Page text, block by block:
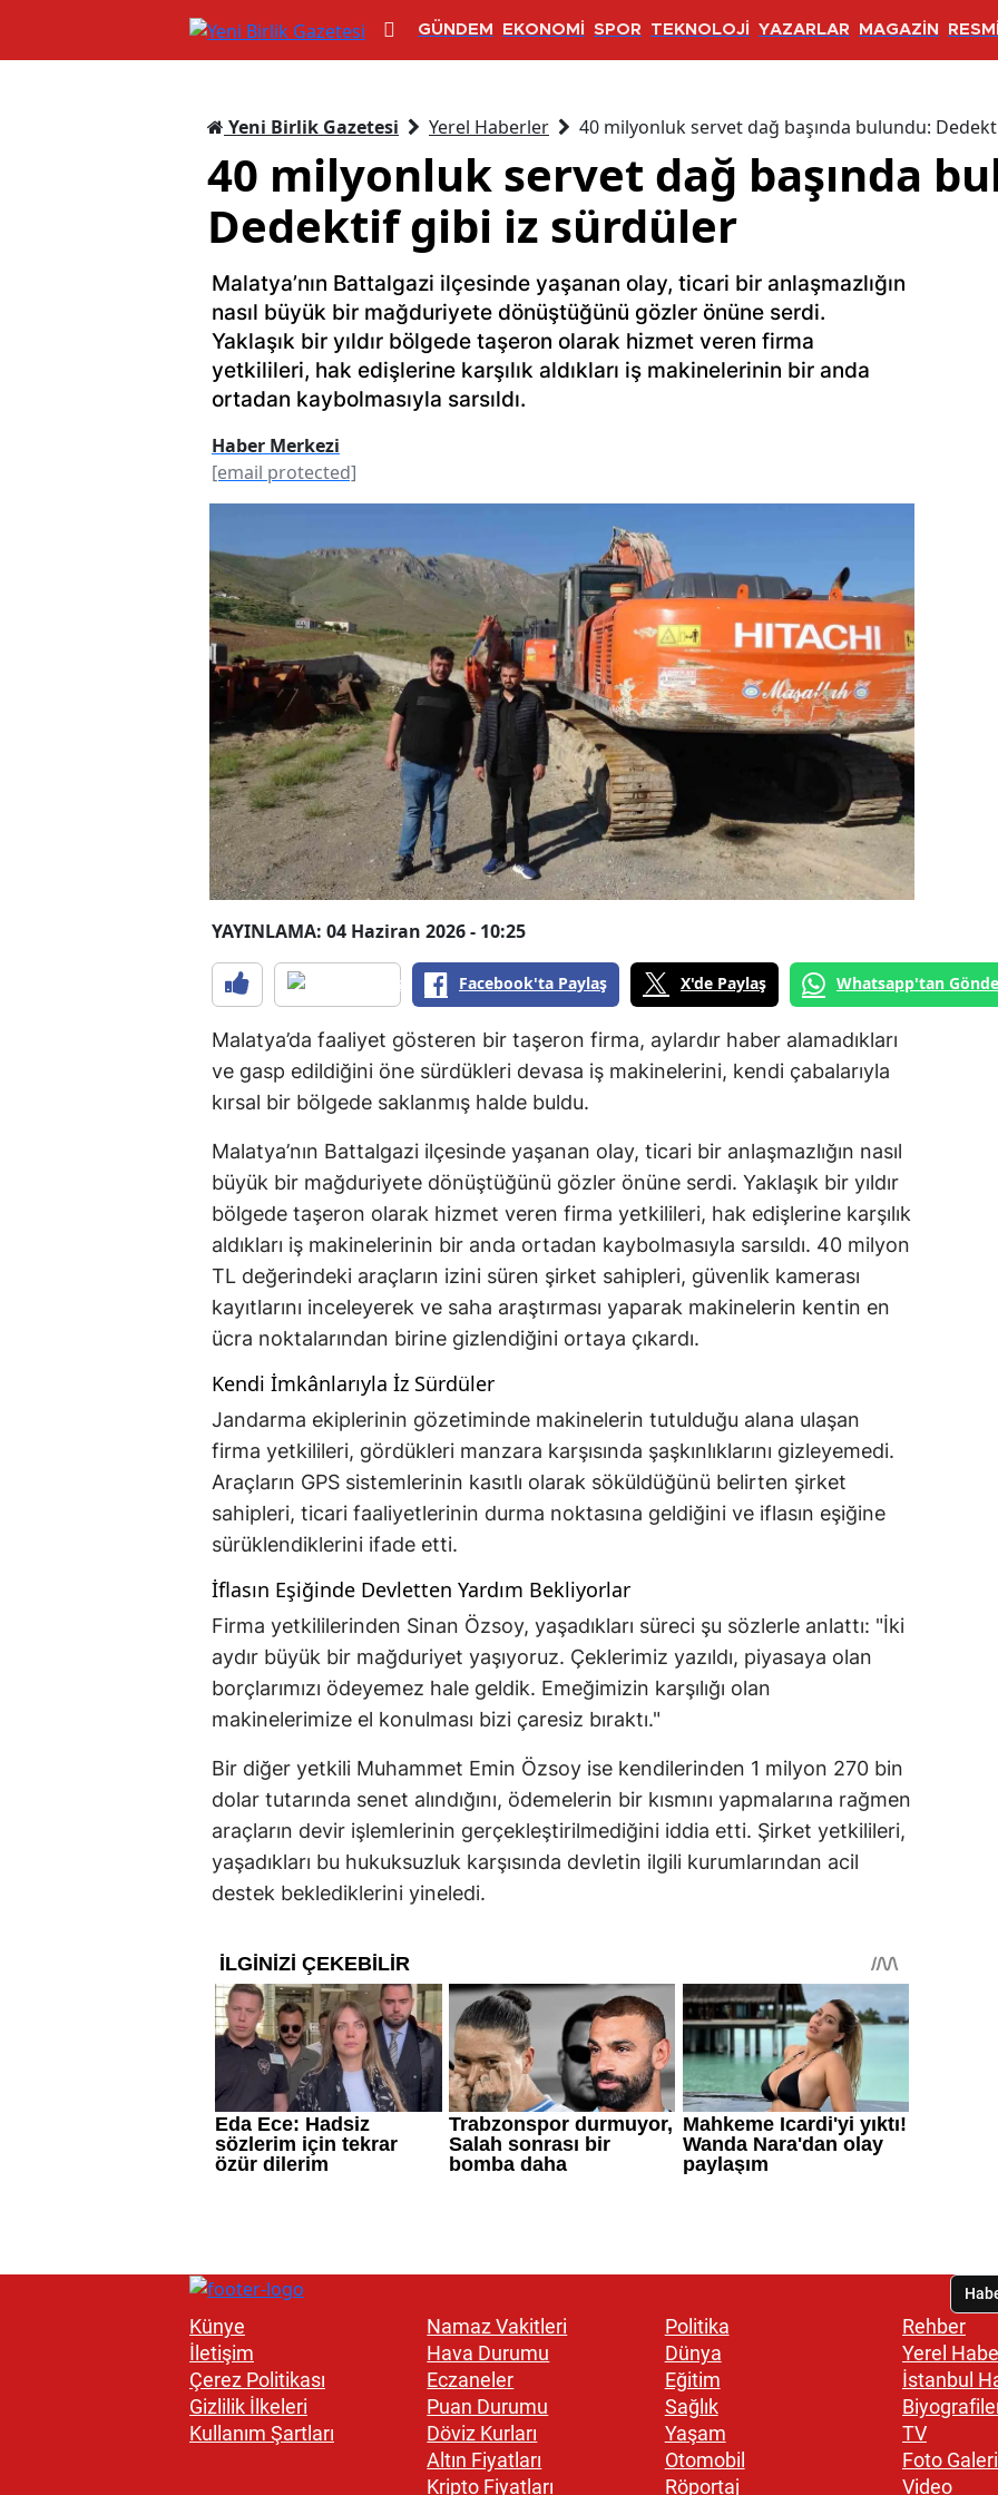
GÜNDEM EKONOMİ SPOR TEKNOLOJİ YAZARLAR MAGAZİN
Yeni Birlik Gazetesi Yerel Haberler 40 milyonluk servet dağ başında bulundu:
40 milyonluk servet dağ başında
Dedektif gibi iz sürdüler
Malatya’nın Battalgazi ilçesinde yaşanan olay, ticari bir anlaşmazlığın
nasıl büyük bir mağduriyete dönüştüğünü gözler önüne serdi.
Yaklaşık bir yıldır bölgede taşeron olarak hizmet veren firma
yetkilileri, hak edişlerine karşılık aldıkları iş makinelerinin bir anda
ortadan kaybolmasıyla sarsıldı.
Haber Merkezi
[email protected]
YAYINLAMA: 04 Haziran 2026 - 10:25
Facebook'ta Paylaş X'de Paylaş Whatsapp'tan
Malatya’da faaliyet gösteren bir taşeron firma, aylardır haber alamadıkları
ve gasp edildiğini öne sürdükleri devasa iş makinelerini, kendi çabalarıyla
kırsal bir bölgede saklanmış halde buldu.
Malatya’nın Battalgazi ilçesinde yaşanan olay, ticari bir anlaşmazlığın nasıl
büyük bir mağduriyete dönüştüğünü gözler önüne serdi. Yaklaşık bir yıldır
bölgede taşeron olarak hizmet veren firma yetkilileri, hak edişlerine karşılık
aldıkları iş makinelerinin bir anda ortadan kaybolmasıyla sarsıldı. 40 milyon
TL değerindeki araçların izini süren şirket sahipleri, güvenlik kamerası
kayıtlarını inceleyerek ve saha araştırması yaparak makinelerin kentin en
ücra noktalarından birine gizlendiğini ortaya çıkardı.
Kendi İmkânlarıyla İz Sürdüler
Jandarma ekiplerinin gözetiminde makinelerin tutulduğu alana ulaşan
firma yetkilileri, gördükleri manzara karşısında şaşkınlıklarını gizleyemedi.
Araçların GPS sistemlerinin kasıtlı olarak söküldüğünü belirten şirket
sahipleri, ticari faaliyetlerinin durma noktasına geldiğini ve iflasın eşiğine
sürüklendiklerini ifade etti.
İflasın Eşiğinde Devletten Yardım Bekliyorlar
Firma yetkililerinden Sinan Özsoy, yaşadıkları süreci şu sözlerle anlattı: "İki
aydır büyük bir mağduriyet yaşıyoruz. Çeklerimiz yazıldı, piyasaya olan
borçlarımızı ödeyemez hale geldik. Emeğimizin karşılığı olan
makinelerimize el konulması bizi çaresiz bıraktı."
Bir diğer yetkili Muhammet Emin Özsoy ise kendilerinden 1 milyon 270 bin
dolar tutarında senet alındığını, ödemelerin bir kısmını yapmalarına rağmen
araçların devir işlemlerinin gerçekleştirilmediğini iddia etti. Şirket yetkilileri,
yaşadıkları bu hukuksuzluk karşısında devletin ilgili kurumlarından acil
destek beklediklerini yineledi.
Künye
İletişim
Çerez Politikası
Gizlilik İlkeleri
Kullanım Şartları
Namaz Vakitleri
Hava Durumu
Eczaneler
Puan Durumu
Döviz Kurları
Altın Fiyatları
Kripto Fiyatları
Politika
Dünya
Eğitim
Sağlık
Yaşam
Otomobil
Röportaj
Rehber
Yerel
İstanbul
TV
Foto Galeri
Video